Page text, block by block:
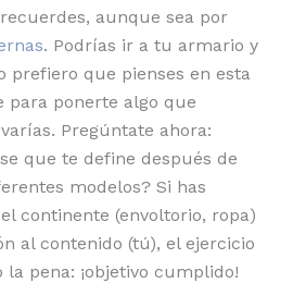
aunque sea por
. Podrías ir a tu armario y
prefiero que pienses en esta
para ponerte algo que
Pregúntate ahora:
que te define después de
modelos? Si has
continente (envoltorio, ropa)
al contenido (tú), el ejercicio
pena: ¡objetivo cumplido!